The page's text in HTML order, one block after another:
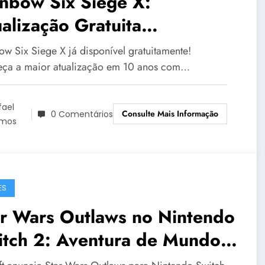
Gratuita
Game
Six Siege X já disponível gratuitamente!
a maior atualização em 10 anos com…
0 Comentários Consulte Mais Informação
Wars Outlaws no Nintendo
2: Aventura de Mundo